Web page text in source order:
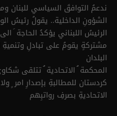
ندعمُ التوافقَ السياسي للبنان
الشؤونِ الداخلية.. يقولُ رئيسُ
الرئيسُ اللبناني يؤكدُ الحاجة
مشتركةٍ يقومُ على تبادلِ وتنميةِ
البلدان
المحكمة ُ الاتحادية ُ تتلقى
كردستان للمطالبةِ بإصدارِ امر
الاتحاديةِ بصرفِ رواتبِهم